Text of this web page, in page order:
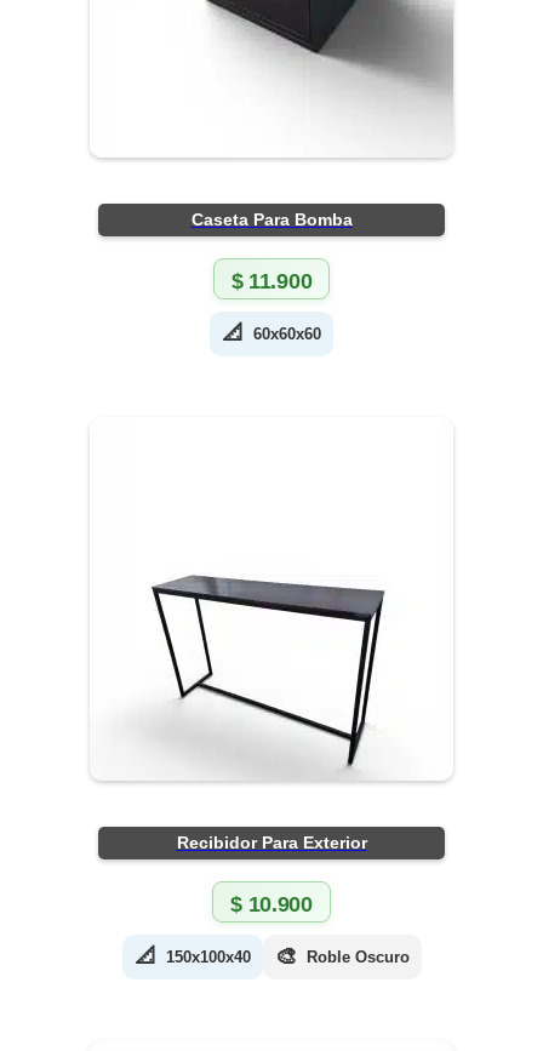
Caseta Para Bomba
$11.900
📐 60x60x60
Recibidor Para Exterior
$10.900
📐 150x100x40 🎨 Roble Oscuro